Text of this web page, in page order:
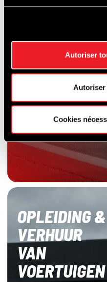
Autoriser
Autoriser
Cookies
OPLEIDING &
VERHUUR
VAN
VOERTUIGEN